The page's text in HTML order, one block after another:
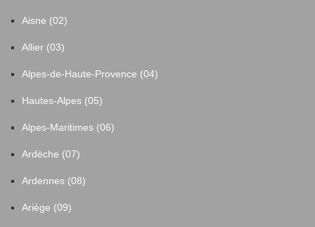
Aisne (02)
Allier (03)
Alpes-de-Haute-Provence (04)
Hautes-Alpes (05)
Alpes-Maritimes (06)
Ardèche (07)
Ardennes (08)
Ariège (09)